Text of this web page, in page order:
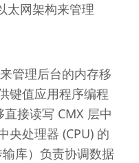
太网架构来管理
管理后台的内存移
键值应用程序编程
接读写 CMX 层中
央处理器 (CPU) 的
库）负责协调数据